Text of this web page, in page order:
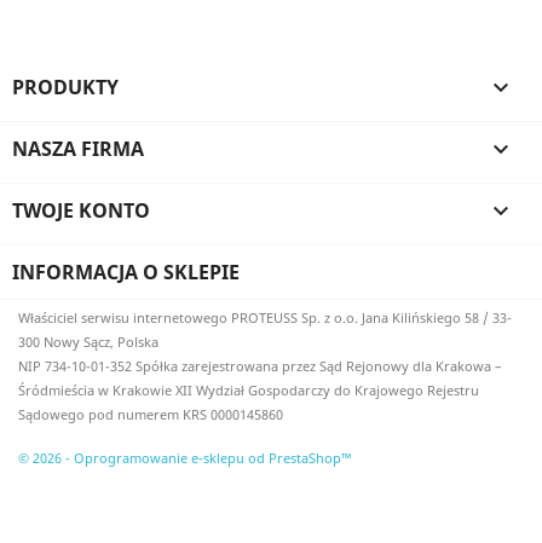
PRODUKTY 
NASZA FIRMA 
TWOJE KONTO 
INFORMACJA O SKLEPIE
Właściciel serwisu internetowego PROTEUSS Sp. z o.o. Jana Kilińskiego 58 / 33-
300 Nowy Sącz, Polska
NIP 734-10-01-352 Spółka zarejestrowana przez Sąd Rejonowy dla Krakowa –
Śródmieścia w Krakowie XII Wydział Gospodarczy do Krajowego Rejestru
Sądowego pod numerem KRS 0000145860
© 2026 - Oprogramowanie e-sklepu od PrestaShop™